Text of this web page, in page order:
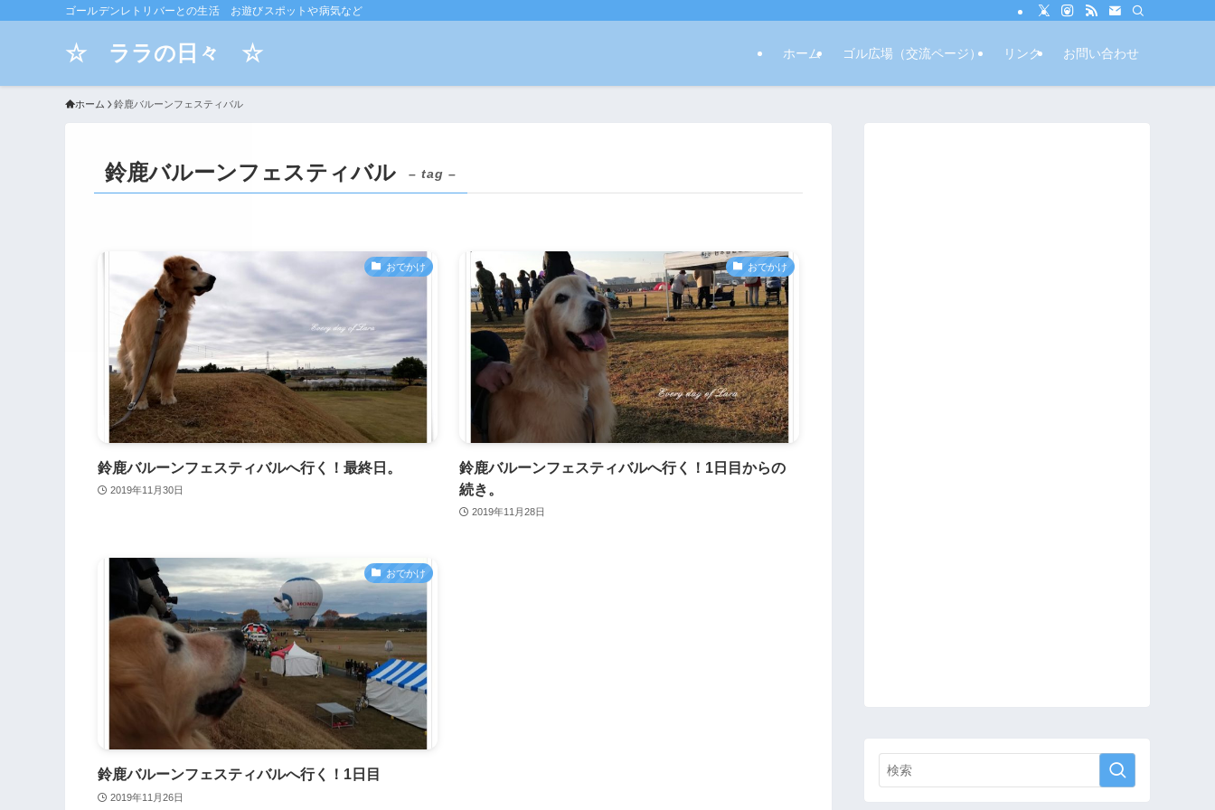
ゴールデンレトリバーとの生活 お遊びスポットや病気など
☆ ララの日々 ☆ ホーム ゴル広場（交流ページ） リンク お問い合わせ
ホーム 鈴鹿バルーンフェスティバル
鈴鹿バルーンフェスティバル – tag –
おでかけ
鈴鹿バルーンフェスティバルへ行く！最終日。
2019年11月30日
おでかけ
鈴鹿バルーンフェスティバルへ行く！1日目からの
続き。
2019年11月28日
おでかけ
鈴鹿バルーンフェスティバルへ行く！1日目
2019年11月26日